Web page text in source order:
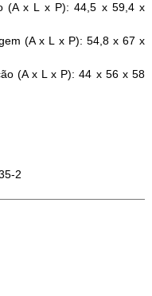
(A x L x P): 44,5 x 59,4 x
(A x L x P): 54,8 x 67 x
(A x L x P): 44 x 56 x 58
2